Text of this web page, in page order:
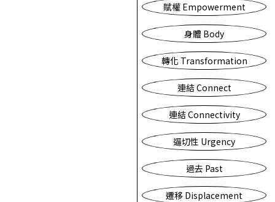
賦權 Empowerment
身體 Body
轉化 Transformation
連結 Connect
連結 Connectivity
逼切性 Urgency
過去 Past
遷移 Displacement